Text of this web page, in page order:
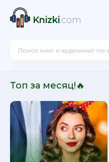
Knizki.com
Топ за месяц!🔥